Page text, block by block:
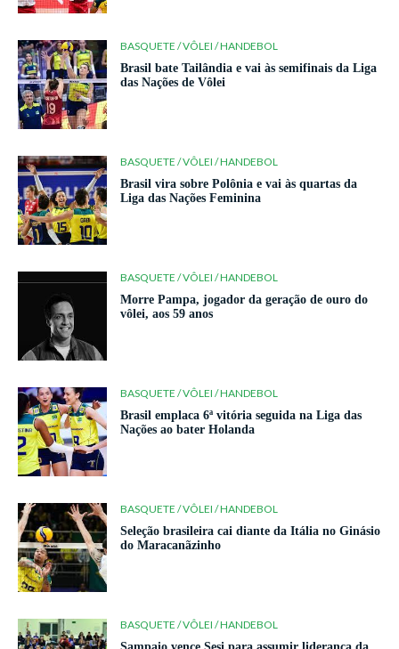
BASQUETE / VÔLEI / HANDEBOL
Brasil bate Tailândia e vai às semifinais da Liga
das Nações de Vôlei
BASQUETE / VÔLEI / HANDEBOL
Brasil vira sobre Polônia e vai às quartas da
Liga das Nações Feminina
BASQUETE / VÔLEI / HANDEBOL
Morre Pampa, jogador da geração de ouro do
vôlei, aos 59 anos
BASQUETE / VÔLEI / HANDEBOL
Brasil emplaca 6ª vitória seguida na Liga das
Nações ao bater Holanda
BASQUETE / VÔLEI / HANDEBOL
Seleção brasileira cai diante da Itália no Ginásio
do Maracanãzinho
BASQUETE / VÔLEI / HANDEBOL